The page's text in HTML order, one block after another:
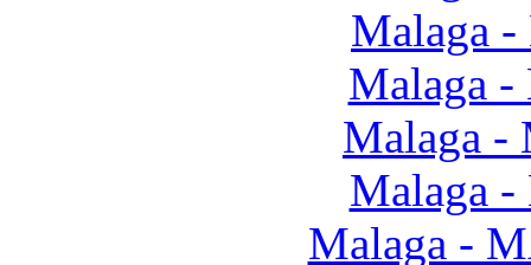
Malaga
Malaga
Malaga -
Malaga
Malaga -